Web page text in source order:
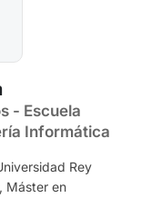
- Escuela
Informática
Rey
Máster en